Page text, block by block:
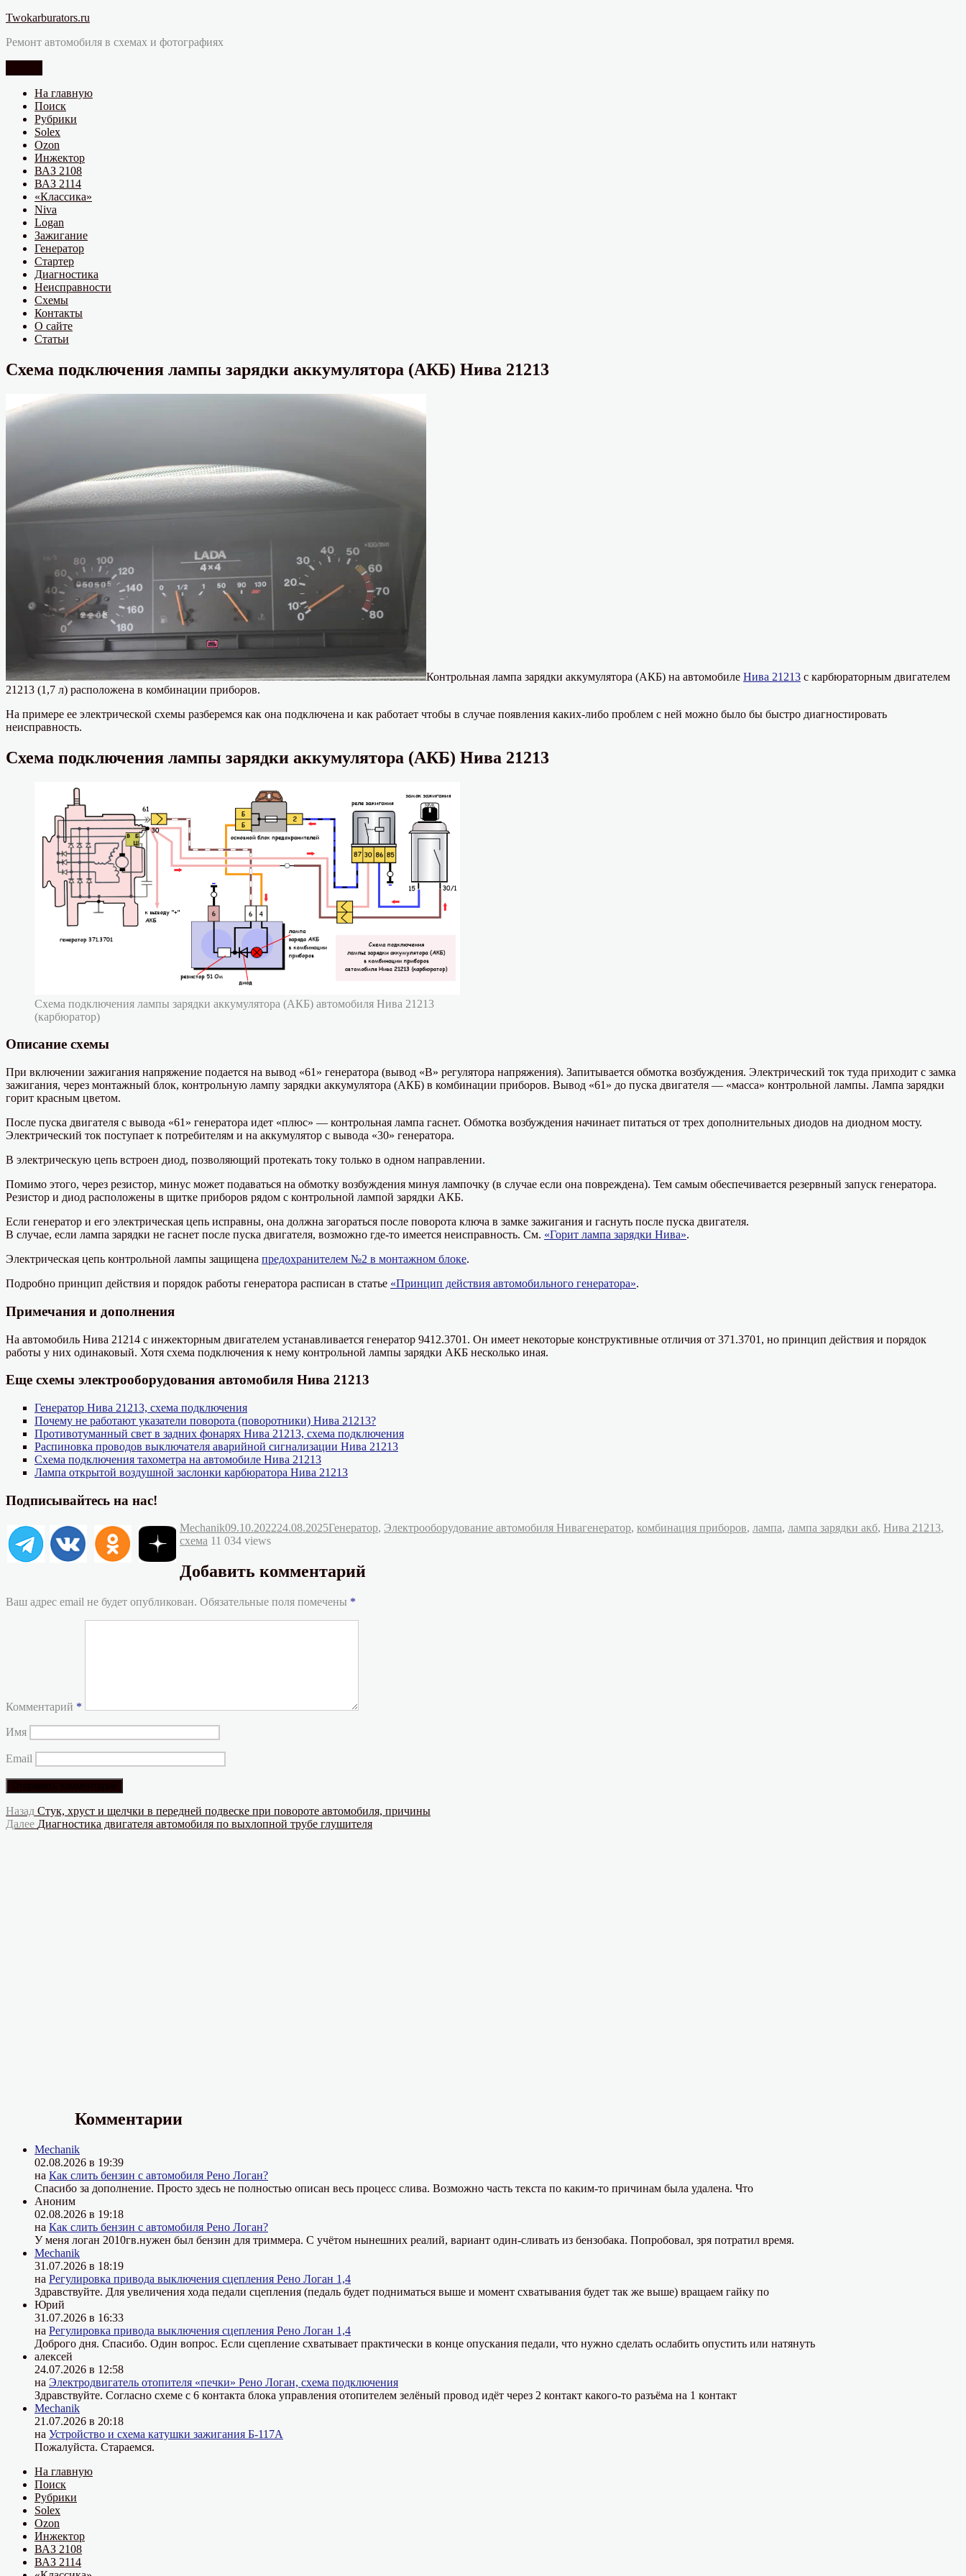
Перейти
содержимому
Twokarburators.ru
Ремонт автомобиля в схемах и фотографиях
На главную
Поиск
Рубрики
Solex
Ozon
Инжектор
ВАЗ 2108
ВАЗ 2114
«Классика»
Niva
Logan
Зажигание
Генератор
Стартер
Диагностика
Неисправности
Схемы
Контакты
О сайте
Статьи
Схема подключения лампы зарядки аккумулятора (АКБ) Нива 21213
Контрольная лампа зарядки аккумулятора (АКБ) на автомобиле Нива 21213 с карбюраторным двигателем
21213 (1,7 л) расположена в комбинации приборов.
На примере ее электрической схемы разберемся как она подключена и как работает чтобы в случае появления каких-либо проблем с ней можно было бы быстро диагностировать
неисправность.
Схема подключения лампы зарядки аккумулятора (АКБ) Нива 21213
Схема подключения лампы зарядки аккумулятора (АКБ) автомобиля Нива 21213
(карбюратор)
Описание схемы
При включении зажигания напряжение подается на вывод «61» генератора (вывод «В» регулятора напряжения). Запитывается обмотка возбуждения. Электрический ток туда приходит с замка
зажигания, через монтажный блок, контрольную лампу зарядки аккумулятора (АКБ) в комбинации приборов. Вывод «61» до пуска двигателя — «масса» контрольной лампы. Лампа зарядки
горит красным цветом.
После пуска двигателя с вывода «61» генератора идет «плюс» — контрольная лампа гаснет. Обмотка возбуждения начинает питаться от трех дополнительных диодов на диодном мосту.
Электрический ток поступает к потребителям и на аккумулятор с вывода «30» генератора.
В электрическую цепь встроен диод, позволяющий протекать току только в одном направлении.
Помимо этого, через резистор, минус может подаваться на обмотку возбуждения минуя лампочку (в случае если она повреждена). Тем самым обеспечивается резервный запуск генератора.
Резистор и диод расположены в щитке приборов рядом с контрольной лампой зарядки АКБ.
Если генератор и его электрическая цепь исправны, она должна загораться после поворота ключа в замке зажигания и гаснуть после пуска двигателя.
В случае, если лампа зарядки не гаснет после пуска двигателя, возможно где-то имеется неисправность. См. «Горит лампа зарядки Нива».
Электрическая цепь контрольной лампы защищена предохранителем №2 в монтажном блоке.
Подробно принцип действия и порядок работы генератора расписан в статье «Принцип действия автомобильного генератора».
Примечания и дополнения
На автомобиль Нива 21214 с инжекторным двигателем устанавливается генератор 9412.3701. Он имеет некоторые конструктивные отличия от 371.3701, но принцип действия и порядок
работы у них одинаковый. Хотя схема подключения к нему контрольной лампы зарядки АКБ несколько иная.
Еще схемы электрооборудования автомобиля Нива 21213
Генератор Нива 21213, схема подключения
Почему не работают указатели поворота (поворотники) Нива 21213?
Противотуманный свет в задних фонарях Нива 21213, схема подключения
Распиновка проводов выключателя аварийной сигнализации Нива 21213
Схема подключения тахометра на автомобиле Нива 21213
Лампа открытой воздушной заслонки карбюратора Нива 21213
Подписывайтесь на нас!
Автор
MechanikОпубликовано
09.10.202224.08.2025Рубрики
Генератор, Электрооборудование автомобиля НиваМетки
генератор, комбинация приборов, лампа, лампа зарядки акб, Нива 21213,
схема 11 034 views
Добавить комментарий
Ваш адрес email не будет опубликован. Обязательные поля помечены *
Комментарий *
Имя
Email
Навигация
по
Назад Предыдущая
запись:
Стук, хруст и щелчки в передней подвеске при повороте автомобиля, причины
Далее Следующая
Диагностика двигателя автомобиля по выхлопной трубе глушителя
Комментарии
Mechanik
02.08.2026 в 19:39
на Как слить бензин с автомобиля Рено Логан?
Спасибо за дополнение. Просто здесь не полностью описан весь процесс слива. Возможно часть текста по каким-то причинам была удалена. Что
Аноним
02.08.2026 в 19:18
на Как слить бензин с автомобиля Рено Логан?
У меня логан 2010гв.нужен был бензин для триммера. С учётом нынешних реалий, вариант один-сливать из бензобака. Попробовал, зря потратил время.
Mechanik
31.07.2026 в 18:19
на Регулировка привода выключения сцепления Рено Логан 1,4
Здравствуйте. Для увеличения хода педали сцепления (педаль будет подниматься выше и момент схватывания будет так же выше) вращаем гайку по
Юрий
31.07.2026 в 16:33
на Регулировка привода выключения сцепления Рено Логан 1,4
Доброго дня. Спасибо. Один вопрос. Если сцепление схватывает практически в конце опускания педали, что нужно сделать ослабить опустить или натянуть
алексей
24.07.2026 в 12:58
на Электродвигатель отопителя «печки» Рено Логан, схема подключения
Здравствуйте. Согласно схеме с 6 контакта блока управления отопителем зелёный провод идёт через 2 контакт какого-то разъёма на 1 контакт
Mechanik
21.07.2026 в 20:18
на Устройство и схема катушки зажигания Б-117А
Пожалуйста. Стараемся.
На главную
Поиск
Рубрики
Solex
Ozon
Инжектор
ВАЗ 2108
ВАЗ 2114